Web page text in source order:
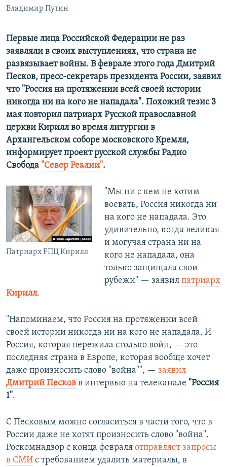
Все сайты RFE/RL
Владимир Путин
Первые лица Российской Федерации не раз
заявляли в своих выступлениях, что страна не
развязывает войны. В феврале этого года Дмитрий
Песков, пресс-секретарь президента России, заявил
что "Россия на протяжении всей своей истории
никогда ни на кого не нападала". Похожий тезис 3
мая повторил патриарх Русской православной
церкви Кирилл во время литургии в
Архангельском соборе московского Кремля,
информирует проект русской службы Радио
Свобода "Север Реалии".
Патриарх РПЦ Кирилл
"Мы ни с кем не хотим
воевать, Россия никогда ни
на кого не нападала. Это
удивительно, когда великая
и могучая страна ни на
кого не нападала, она
только защищала свои
рубежи" — заявил патриарх
Кирилл.
"Напоминаем, что Россия на протяжении всей
своей истории никогда ни на кого не нападала. И
Россия, которая пережила столько войн, — это
последняя страна в Европе, которая вообще хочет
даже произносить слово "война"", — заявил
Дмитрий Песков в интервью на телеканале "Россия
1".
С Песковым можно согласиться в части того, что в
России даже не хотят произносить слово "война".
Роскомнадзор с конца февраля отправляет запросы
в СМИ с требованием удалить материалы, в